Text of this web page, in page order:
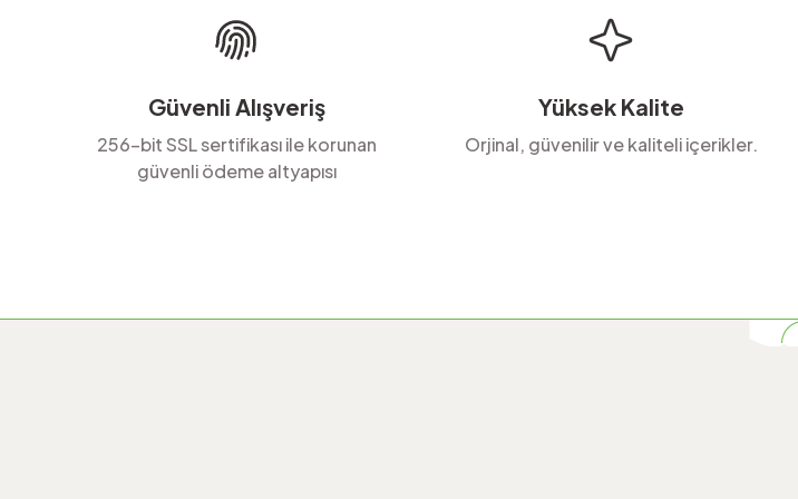
Güvenli Alışveriş
256-bit SSL sertifikası ile korunan
güvenli ödeme altyapısı
Yüksek Kalite
Orjinal, güvenilir ve kaliteli içerikler.